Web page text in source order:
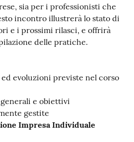
sia per i professionisti che
incontro illustrerà lo stato di
e i prossimi rilasci, e offrirà
delle pratiche.
evoluzioni previste nel corso
e obiettivi
gestite
Impresa Individuale